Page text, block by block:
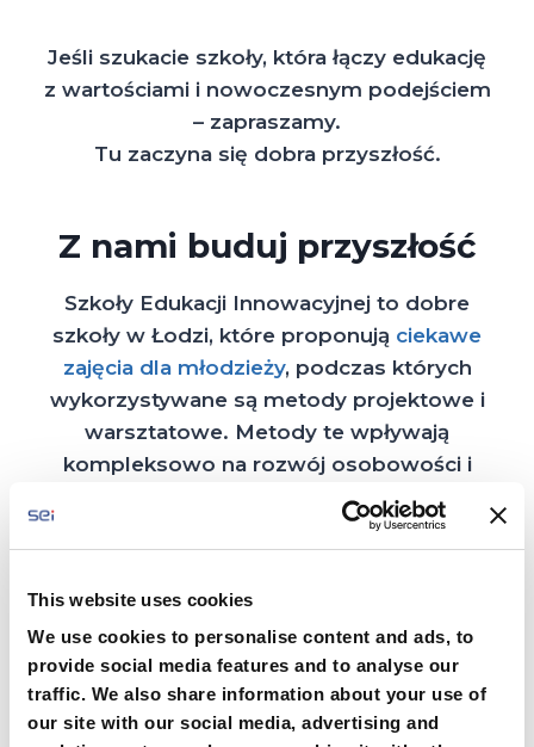
This website uses cookies
We use cookies to personalise content and ads, to
provide social media features and to analyse our
traffic. We also share information about your use of
our site with our social media, advertising and
Jeśli szukacie szkoły, która łączy edukację
z wartościami i nowoczesnym podejściem
– zapraszamy.
Tu zaczyna się dobra przyszłość.
Z nami buduj przyszłość
Szkoły Edukacji Innowacyjnej to dobre
szkoły w Łodzi, które proponują ciekawe
zajęcia dla młodzieży, podczas których
wykorzystywane są metody projektowe i
warsztatowe. Metody te wpływają
kompleksowo na rozwój osobowości i
pomagają budować relacje społeczne.
Przy pomocy w/w tych metod uczniowie
rozwiązywania problemów, rozwijają
umiejętności i kształtują postawy
(kreatywne myślenie, ekspresja,
twórczość, poszukiwanie nietypowych
rozwiązań). Dobre szkoły w Łodzi to takie,